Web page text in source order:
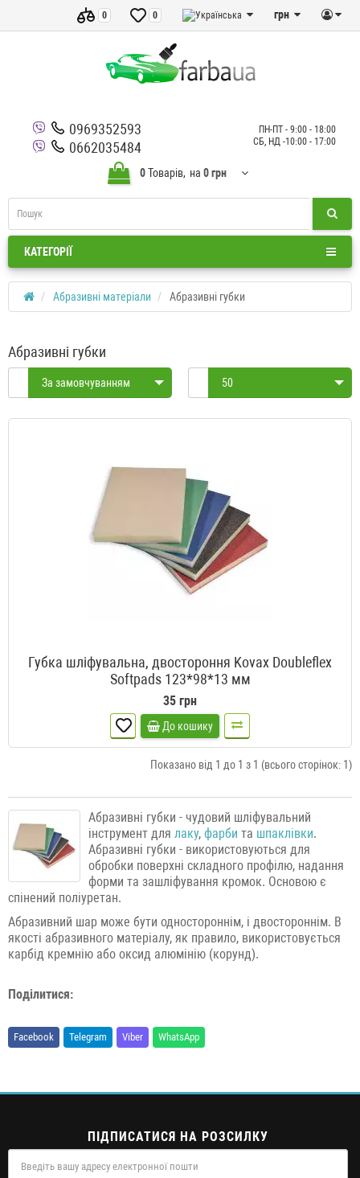
грн
0
0
0969352593
0662035484
ПН-ПТ - 9:00 - 18:00
СБ, НД -10:00 - 17:00
0Товарів, на 0 грн
КАТЕГОРІЇ
Абразивні матеріали Абразивні губки
Абразивні губки
За замовчуванням 50
Губка шліфувальна, двостороння Kovax Doubleflex
Softpads 123*98*13 мм
35 грн
До кошику
Показано від 1 до 1 з 1 (всього сторінок: 1)
Абразивні губки - чудовий шліфувальний
інструмент для лаку, фарби та шпаклівки.
Абразивні губки - використовуються для
обробки поверхні складного профілю, надання
форми та зашліфування кромок. Основою є
спінений поліуретан.
Абразивний шар може бути одностороннім, і двостороннім. В
якості абразивного матеріалу, як правило, використовується
карбід кремнію або оксид алюмінію (корунд).
Поділитися:
Facebook Telegram Viber WhatsApp
ПІДПИСАТИСЯ НА РОЗСИЛКУ